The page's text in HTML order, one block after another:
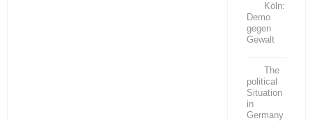
Köln:
Demo
gegen
Gewalt
The
political
Situation
in
Germany